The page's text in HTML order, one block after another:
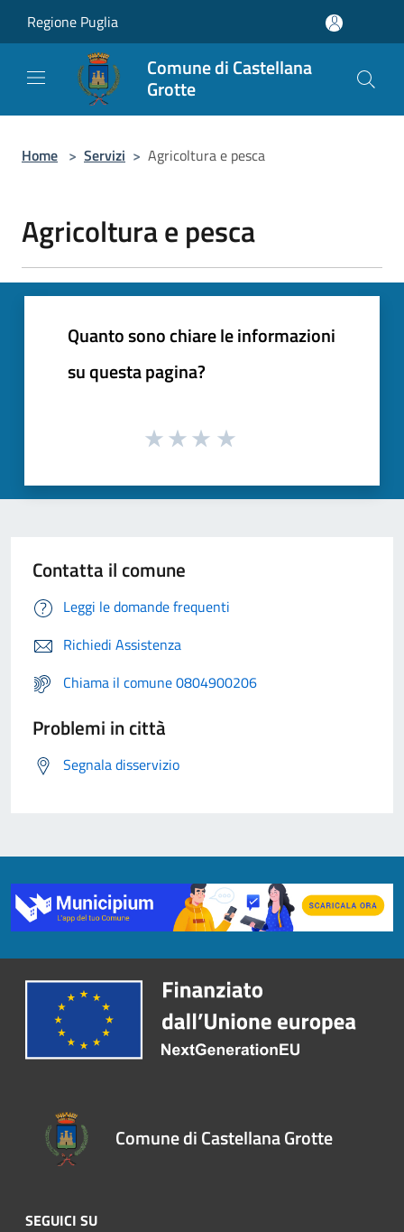
Regione Puglia
Comune di Castellana
Grotte
Home > Servizi > Agricoltura e pesca
Agricoltura e pesca
Quanto sono chiare le informazioni
su questa pagina?
Contatta il comune
Leggi le domande frequenti
Richiedi Assistenza
Chiama il comune 0804900206
Problemi in città
Segnala disservizio
Comune di Castellana Grotte
SEGUICI SU